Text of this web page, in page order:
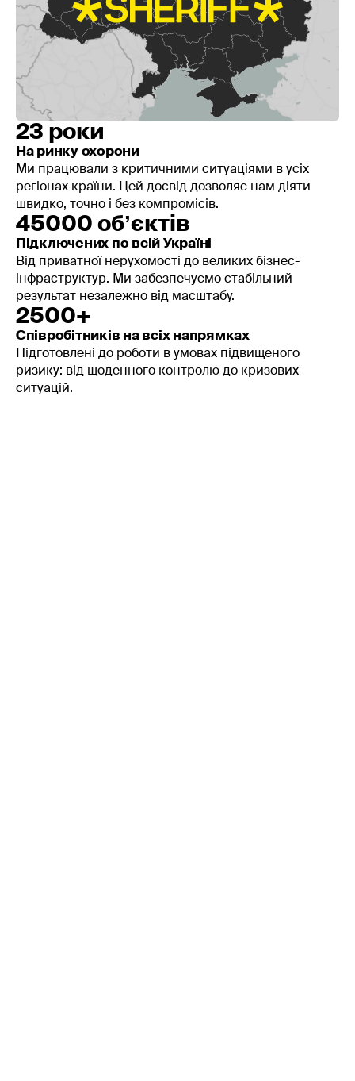
23 роки
На ринку охорони
Ми працювали з критичними ситуаціями в усіх
регіонах країни. Цей досвід дозволяє нам діяти
швидко, точно і без компромісів.
45000 обʼєктів
Підключених по всій Україні
Від приватної нерухомості до великих бізнес-
інфраструктур. Ми забезпечуємо стабільний
результат незалежно від масштабу.
2500+
Співробітників на всіх напрямках
Підготовлені до роботи в умовах підвищеного
ризику: від щоденного контролю до кризових
ситуацій.